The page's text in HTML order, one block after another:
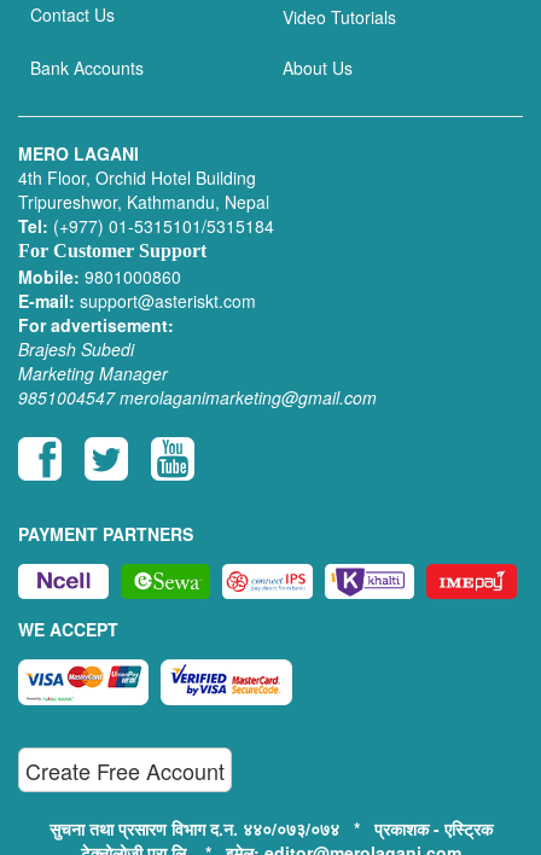
Contact Us Video Tutorials
Bank Accounts About Us
MERO LAGANI
4th Floor, Orchid Hotel Building
Tripureshwor, Kathmandu, Nepal
Tel: (+977) 01-5315101/5315184
For Customer Support
Mobile: 9801000860
E-mail: support@asteriskt.com
For advertisement:
Brajesh Subedi
Marketing Manager
9851004547 merolaganimarketing@gmail.com
PAYMENT PARTNERS
WE ACCEPT
Create Free Account
सुचना तथा प्रसारण विभाग द.न. ४४०/०७३/०७४ * प्रकाशक - एस्ट्रिक